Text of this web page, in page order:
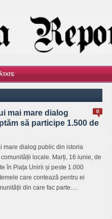
0
mai mare dialog
să participe 1.500 de
mare dialog public din istoria
locale. Marți, 16 iunie, de
în Piața Unirii și peste 1.000
care contează pentru ei
din care fac parte.…